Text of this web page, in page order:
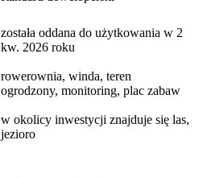
została oddana do użytkowania w 2
kw. 2026 roku
rowerownia, winda, teren
ogrodzony, monitoring, plac zabaw
w okolicy inwestycji znajduje się las,
jezioro